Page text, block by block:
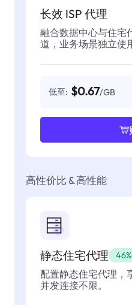
长效 ISP 代理
融合数据中心与住宅
道，业务场景独立使
低至: $0.67/GB
高性价比 & 高性能
静态住宅代理
配置静态住宅代理，
并发连接不限。